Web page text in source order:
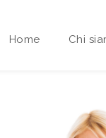
Home Chi